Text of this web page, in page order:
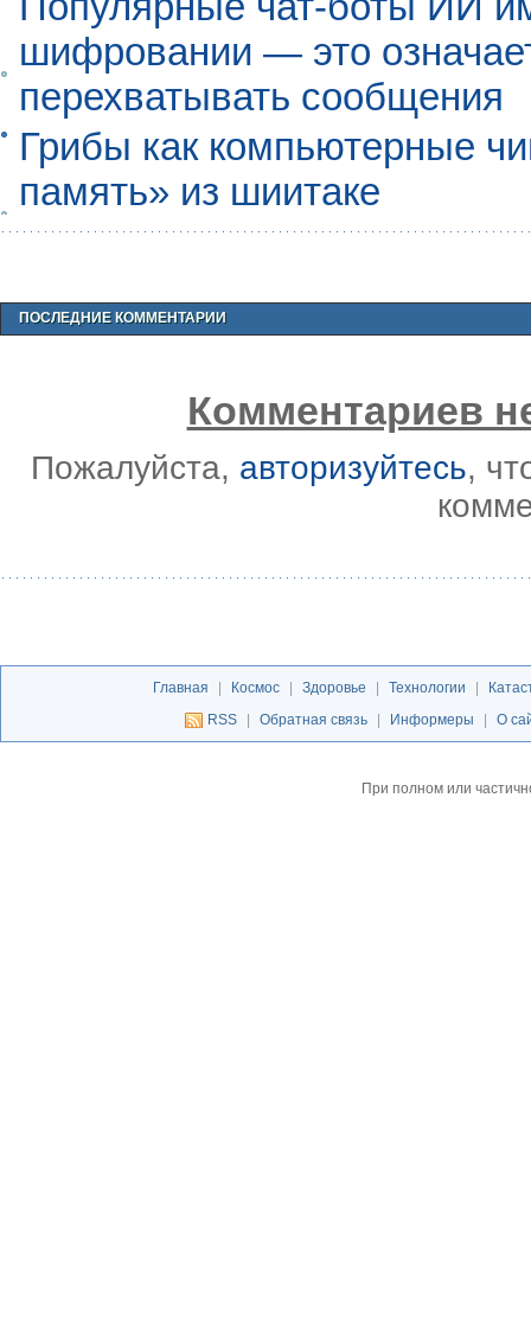
шифровании — это
перехватывать сообщения
Грибы как компьютерные
память» из шиитаке
ПОСЛЕДНИЕ КОММЕНТАРИИ
Комментариев
Пожалуйста, авторизуйтесь,
Главная | Космос | Здоровье | Технологии |
RSS
| Обратная связь | Информеры | О
При полном или